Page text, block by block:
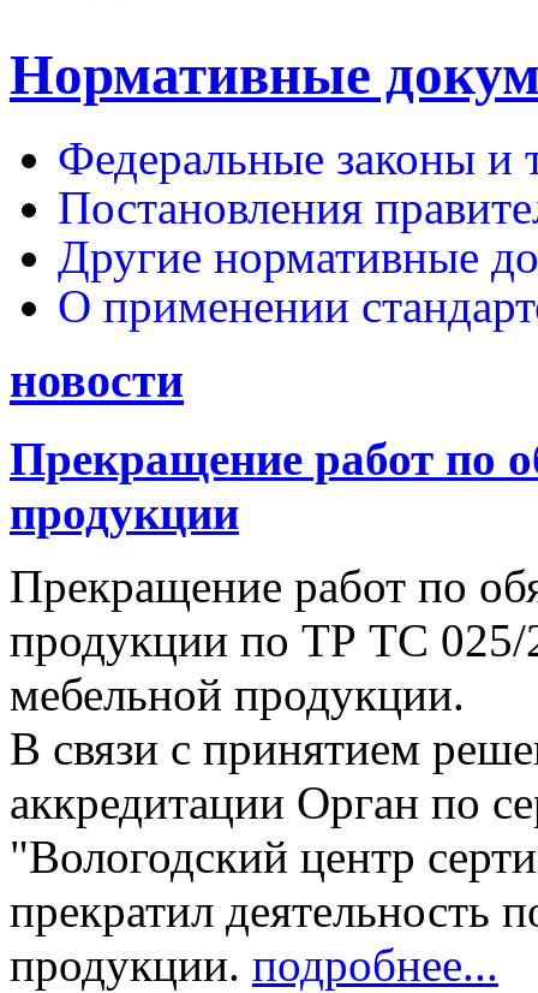
Нормативные
Федеральные законы и
Постановления
Другие нормативные
О применении
новости
Прекращение работ по
продукции
Прекращение работ по
продукции по ТР ТС 025/
мебельной продукции.
В связи с принятием
аккредитации Орган по
"Вологодский центр
прекратил деятельность
продукции. подробнее...